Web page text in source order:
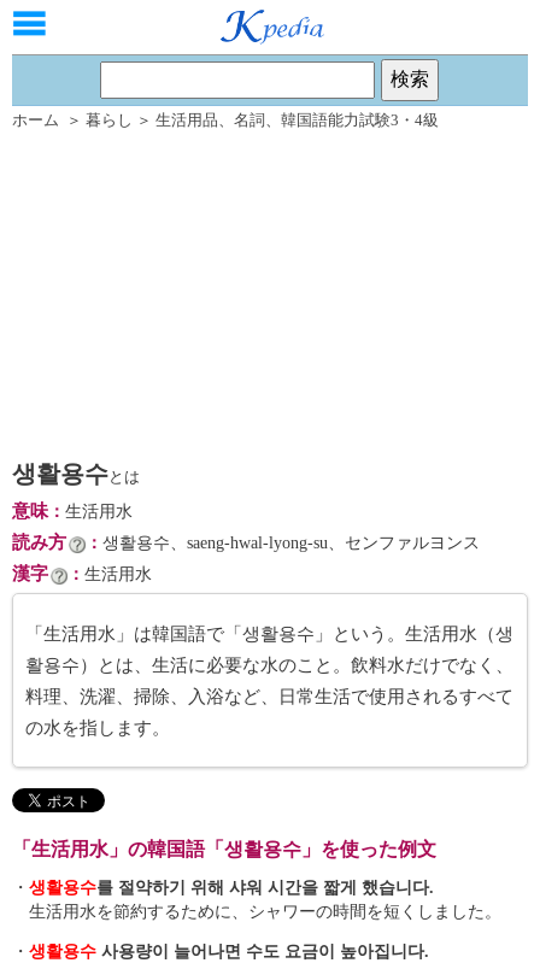
ホーム ＞ 暮らし ＞ 生活用品、 名詞 、 韓国語能力試験3・4級
생활용수とは
意味： 生活用水
読み方 ： 생활용수、saeng-hwal-lyong-su、センファルヨンス
漢字 ： 生活用水
「生活用水」は韓国語で「생활용수」という。生活用水（생
활용수）とは、生活に必要な水のこと。飲料水だけでなく、
料理、洗濯、掃除、入浴など、日常生活で使用されるすべて
の水を指します。
「生活用水」の韓国語「생활용수」を使った例文
・ 생활용수를 절약하기 위해 샤워 시간을 짧게 했습니다.
生活用水を節約するために、シャワーの時間を短くしました。
・ 생활용수 사용량이 늘어나면 수도 요금이 높아집니다.